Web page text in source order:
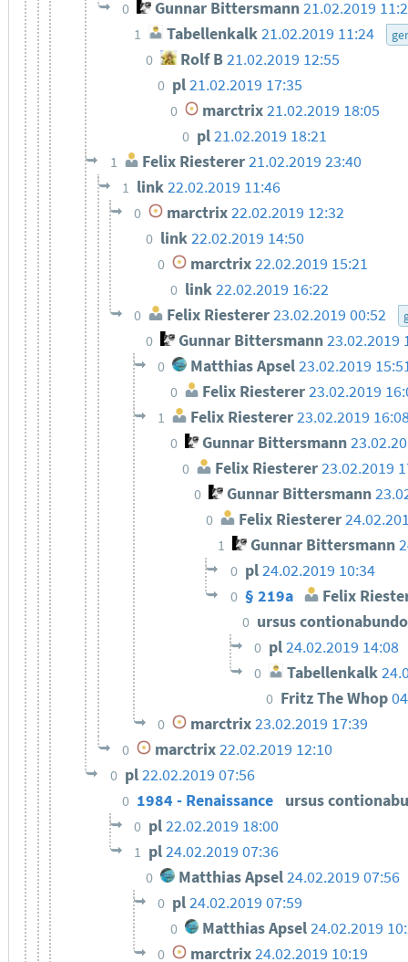
0 Gunnar Bittersmann 21.02.2019
1 Tabellenkalk21.02.2019 11:24
0 Rolf B21.02.2019 12:55
0 pl21.02.2019 17:35
0 marctrix21.02.2019 18:05
0 pl21.02.2019 18:21
1 Felix Riesterer21.02.2019 23:40
1 link22.02.2019 11:46
0 marctrix22.02.2019 12:32
0 link22.02.2019 14:50
0 marctrix22.02.2019 15:21
0 link22.02.2019 16:22
0 Felix Riesterer23.02.2019 00:52
0 Gunnar Bittersmann23.02.2019
0 Matthias Apsel23.02.2019
0 Felix Riesterer23.02.2019
1 Felix Riesterer23.02.2019
0 Gunnar Bittersmann
0 Felix Riesterer 23.02.2019
0 Gunnar Bittersmann
0 Felix Riesterer
1 Gunnar Bittersmann
0 pl24.02.2019 10:34
0 § 219a Felix
0 ursus
0 pl24.02.2019 14:08
0 Tabellenkalk
0 Fritz The Whop
0 marctrix23.02.2019 17:39
0 marctrix 22.02.2019 12:10
0 pl22.02.2019 07:56
0 1984 - Renaissance ursus
0 pl22.02.2019 18:00
1 pl24.02.2019 07:36
0 Matthias Apsel24.02.2019 07:56
0 pl24.02.2019 07:59
0 Matthias Apsel24.02.2019
0 marctrix24.02.2019 10:19